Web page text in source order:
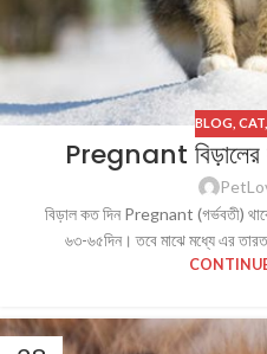
BLOG CAT
Pregnant বিড়ালের
বিড়াল কত দিন Pregnant (গর্ভবতী)
৬৩-৬৫দিন। তবে মাঝে মধ্যে এর